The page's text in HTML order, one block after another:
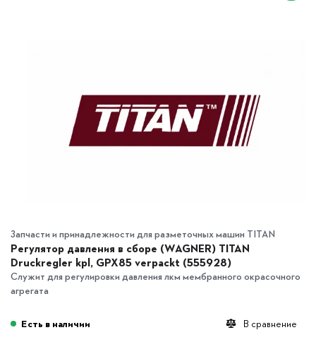
Запчасти и принадлежности для разметочных машин TITAN
Регулятор давления в сборе (WAGNER) TITAN
Druckregler kpl, GPX85 verpackt (555928)
Служит для регулировки давления лкм мембранного окрасочного
агрегата
В сравнение
Есть в наличии